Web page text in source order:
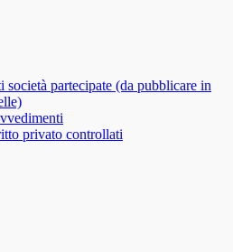
società partecipate (da pubblicare in
privato controllati